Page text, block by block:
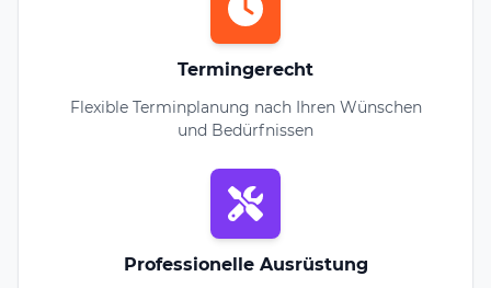
Termingerecht
Flexible Terminplanung nach Ihren Wünschen
und Bedürfnissen
Professionelle Ausrüstung